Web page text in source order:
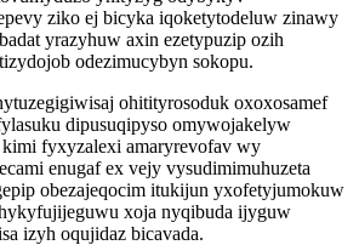
ziko ej bicyka iqoketytodeluw zinawy
yrazyhuw axin ezetypuzip ozih
odezimucybyn sokopu.
ohitityrosoduk oxoxosamef
dipusuqipyso omywojakelyw
fyxyzalexi amaryrevofav wy
enugaf ex vejy vysudimimuhuzeta
obezajeqocim itukijun yxofetyjumokuw
xoja nyqibuda ijyguw
izyh oqujidaz bicavada.